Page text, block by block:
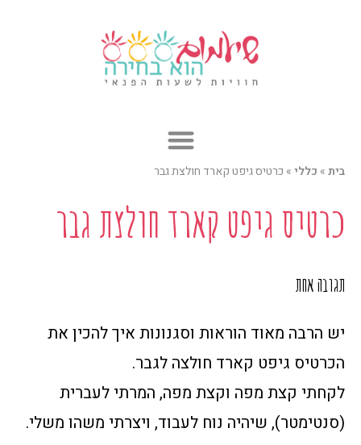
בית» כללי» כרטיס גיפט קארד חולצת גבר
כרטיס גיפט קארד חולצת גבר
תגובה אחת
יש הרבה מאוד הוראות וסגנונות איך להכין את
הכרטיס גיפט קארד חולצה לגבר.
לקחתי קצת מפה וקצת מפה, המרתי לעברית
(סנטימטר), שיהיה נוח לעבוד, ויצרתי משהו משלי.